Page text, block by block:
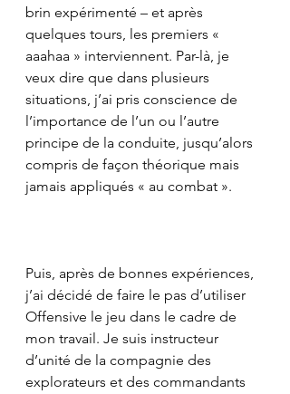
brin expérimenté – et après
quelques tours, les premiers «
aaahaa » interviennent. Par-là, je
veux dire que dans plusieurs
situations, j’ai pris conscience de
l’importance de l’un ou l’autre
principe de la conduite, jusqu’alors
compris de façon théorique mais
jamais appliqués « au combat ».
Puis, après de bonnes expériences,
j’ai décidé de faire le pas d’utiliser
Offensive le jeu dans le cadre de
mon travail. Je suis instructeur
d’unité de la compagnie des
explorateurs et des commandants